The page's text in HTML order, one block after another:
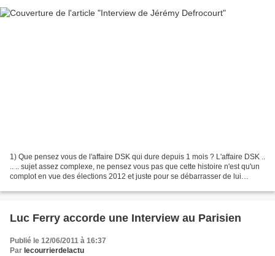
1) Que pensez vous de l'affaire DSK qui dure depuis 1 mois ? L'affaire DSK ..
.. .. sujet assez complexe, ne pensez vous pas que cette histoire n'est qu'un
complot en vue des élections 2012 et juste pour se débarrasser de lui
Luc Ferry accorde une Interview au Parisien
Publié le 12/06/2011 à 16:37
Par lecourrierdelactu